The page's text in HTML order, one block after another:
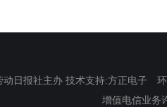
日报社主办 技术支持:方正电子
增值电信业务